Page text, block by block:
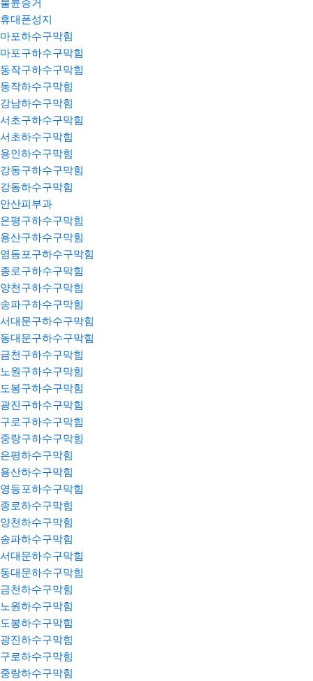
불륜증거
휴대폰성지
마포하수구막힘
마포구하수구막힘
동작구하수구막힘
동작하수구막힘
강남하수구막힘
서초구하수구막힘
서초하수구막힘
용인하수구막힘
강동구하수구막힘
강동하수구막힘
안산피부과
은평구하수구막힘
용산구하수구막힘
영등포구하수구막힘
종로구하수구막힘
양천구하수구막힘
송파구하수구막힘
서대문구하수구막힘
동대문구하수구막힘
금천구하수구막힘
노원구하수구막힘
도봉구하수구막힘
광진구하수구막힘
구로구하수구막힘
중랑구하수구막힘
은평하수구막힘
용산하수구막힘
영등포하수구막힘
종로하수구막힘
양천하수구막힘
송파하수구막힘
서대문하수구막힘
동대문하수구막힘
금천하수구막힘
노원하수구막힘
도봉하수구막힘
광진하수구막힘
구로하수구막힘
중랑하수구막힘